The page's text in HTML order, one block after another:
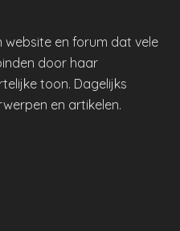
website en forum dat vele
door haar
toon. Dagelijks
en artikelen.